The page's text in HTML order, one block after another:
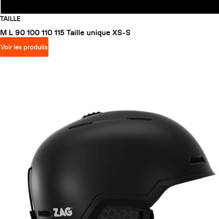
TAILLE
M L 90 100 110 115 Taille unique XS-S
Voir les produits